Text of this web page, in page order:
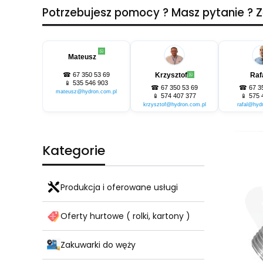
Potrzebujesz pomocy ? Masz pytanie ?
Mateusz
☎ 67 350 53 69
📱 535 546 903
mateusz@hydron.com.pl
Krzysztof
☎ 67 350 53 69
📱 574 407 377
krzysztof@hydron.com.pl
☎ 67
📱 575
Kategorie
Produkcja i oferowane usługi
Oferty hurtowe ( rolki, kartony )
Zakuwarki do węży